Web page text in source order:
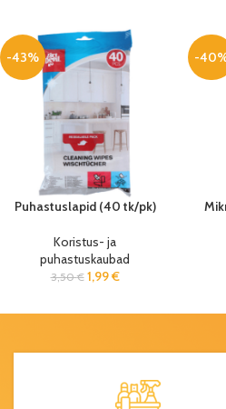
-43%
Puhastuslapid (40 tk/pk)
Koristus- ja
puhastuskaubad
3,50€ 1,99€
-